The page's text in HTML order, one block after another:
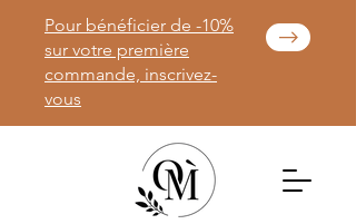
Pour bénéficier de -10%
sur votre première
commande, inscrivez-
vous